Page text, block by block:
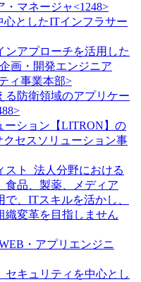
マネージャ<1248>
心としたITインフラサー
ンアプローチを活用した
画・開発エンジニア
ィ事業本部>
る防衛領域のアプリケー
ーション【LITRON】の
クセスソリューション事
スト_法人分野における
食品、製薬、メディア
、ITスキルを活かし、
織変革を目指しません
・アプリエンジニ
セキュリティを中心とし